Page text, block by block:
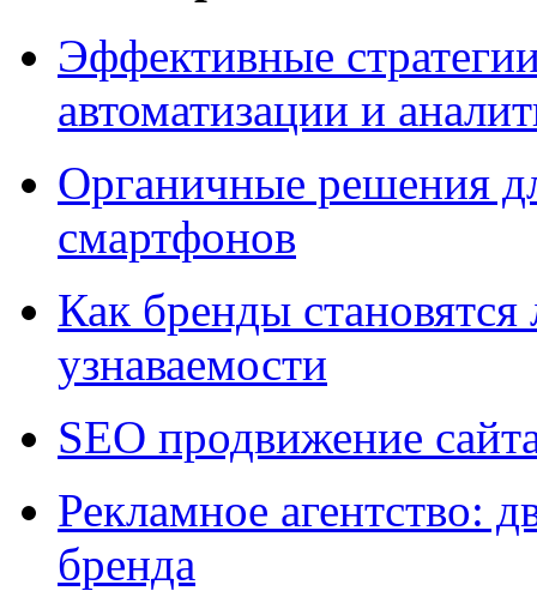
Эффективные
автоматизации и
Органичные решения
смартфонов
Как бренды
узнаваемости
SEO продвижение
Рекламное агентство:
бренда